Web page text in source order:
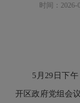
时间：2026-
5月29日下午
开区政府党组会